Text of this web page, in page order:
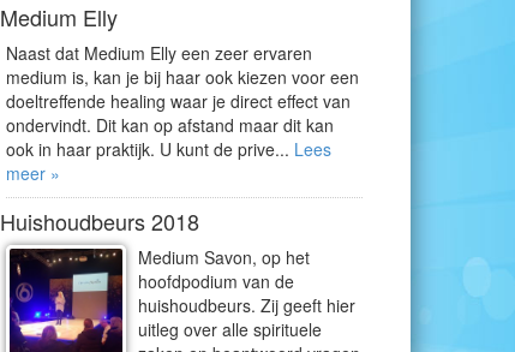
Medium Elly
Naast dat Medium Elly een zeer ervaren
medium is, kan je bij haar ook kiezen voor een
doeltreffende healing waar je direct effect van
ondervindt. Dit kan op afstand maar dit kan
ook in haar praktijk. U kunt de prive... Lees
meer »
Huishoudbeurs 2018
Medium Savon, op het
hoofdpodium van de
huishoudbeurs. Zij geeft hier
uitleg over alle spirituele